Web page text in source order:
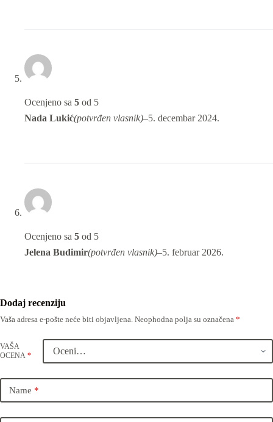
Ocenjeno sa 5 od 5
Nada Lukić(potvrđen vlasnik)–5. decembar 2024.
Ocenjeno sa 5 od 5
Jelena Budimir(potvrđen vlasnik)–5. februar 2026.
Dodaj recenziju
Vaša adresa e-pošte neće biti objavljena. Neophodna polja su označena *
VAŠA
OCENA *
Name *